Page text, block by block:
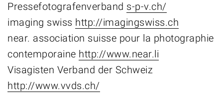
Pressefotografenverband s-p-v.ch/
imaging swiss http://imagingswiss.ch
near. association suisse pour la photographie
contemporaine http://www.near.li
Visagisten Verband der Schweiz
http://www.vvds.ch/